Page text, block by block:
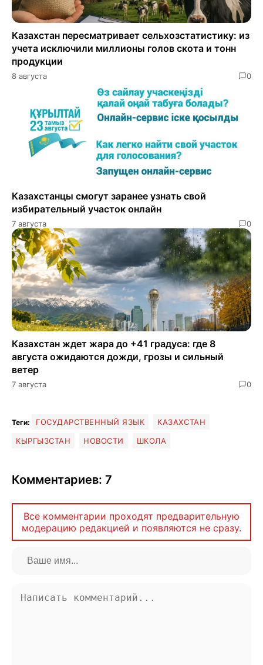
Казахстан пересматривает сельхозстатистику: из
учета исключили миллионы голов скота и тонн
продукции
8 августа 0
Казахстанцы смогут заранее узнать свой
избирательный участок онлайн
7 августа 0
Казахстан ждет жара до +41 градуса: где 8
августа ожидаются дожди, грозы и сильный
ветер
7 августа 0
Теги: ГОСУДАРСТВЕННЫЙ ЯЗЫК
КАЗАХСТАН
КЫРГЫЗСТАН
НОВОСТИ ШКОЛА
Комментариев: 7
Все комментарии проходят предварительную
модерацию редакцией и появляются не сразу.